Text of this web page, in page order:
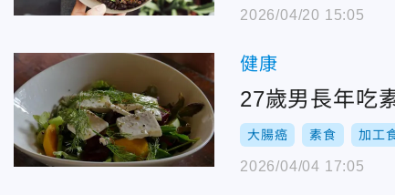
2026/04/20 15:05
健康
27歲男長年吃
大腸癌 素食 加工
2026/04/04 17:05